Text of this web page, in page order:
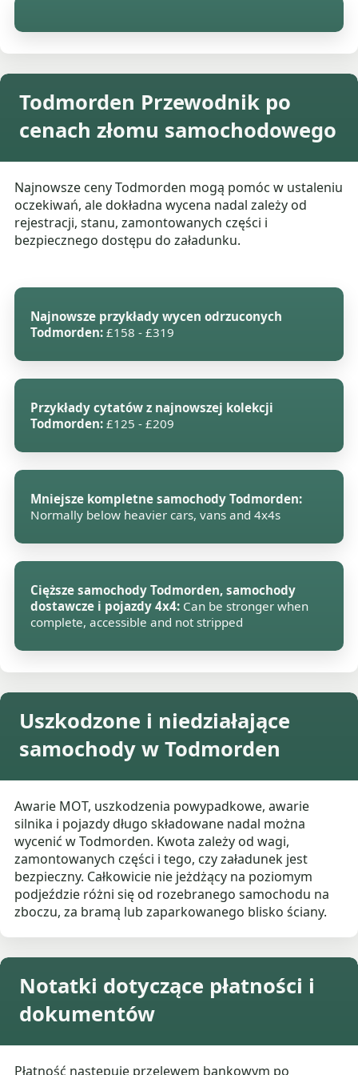
Todmorden Przewodnik po
cenach złomu samochodowego
Najnowsze ceny Todmorden mogą pomóc w ustaleniu
oczekiwań, ale dokładna wycena nadal zależy od
rejestracji, stanu, zamontowanych części i
bezpiecznego dostępu do załadunku.
Najnowsze przykłady wycen odrzuconych
Todmorden: £158 - £319
Przykłady cytatów z najnowszej kolekcji
Todmorden: £125 - £209
Mniejsze kompletne samochody Todmorden:
Normally below heavier cars, vans and 4x4s
Cięższe samochody Todmorden, samochody
dostawcze i pojazdy 4x4: Can be stronger when
complete, accessible and not stripped
Uszkodzone i niedziałające
samochody w Todmorden
Awarie MOT, uszkodzenia powypadkowe, awarie
silnika i pojazdy długo składowane nadal można
wycenić w Todmorden. Kwota zależy od wagi,
zamontowanych części i tego, czy załadunek jest
bezpieczny. Całkowicie nie jeżdżący na poziomym
podjeździe różni się od rozebranego samochodu na
zboczu, za bramą lub zaparkowanego blisko ściany.
Notatki dotyczące płatności i
dokumentów
Płatność następuje przelewem bankowym po